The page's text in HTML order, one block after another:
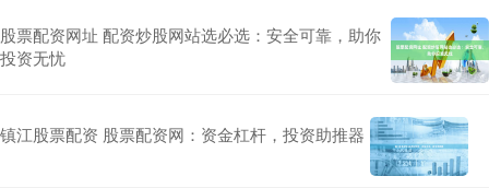
股票配资网址 配资炒股网站选必选：安全可靠，助你
投资无忧
镇江股票配资 股票配资网：资金杠杆，投资助推器